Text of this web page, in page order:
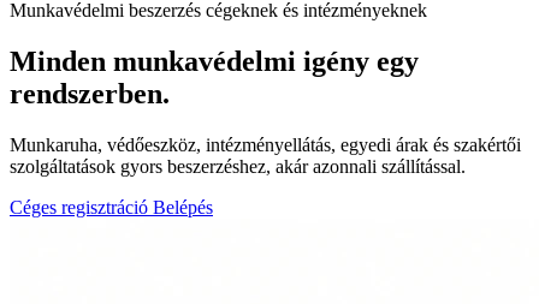
Munkavédelmi beszerzés cégeknek és intézményeknek
Minden munkavédelmi igény egy
rendszerben.
Munkaruha, védőeszköz, intézményellátás, egyedi árak és szakértői
szolgáltatások gyors beszerzéshez, akár azonnali szállítással.
Céges regisztráció Belépés